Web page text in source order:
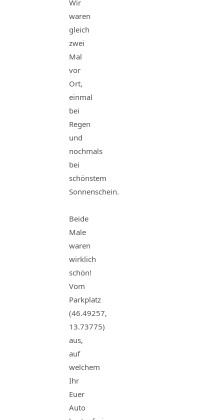
Wir
waren
gleich
zwei
Mal
vor
Ort,
einmal
bei
Regen
und
nochmals
bei
schönstem
Sonnenschein.
Beide
Male
waren
wirklich
schön!
Vom
Parkplatz
(46.49257,
13.73775)
aus,
auf
welchem
Ihr
Euer
Auto